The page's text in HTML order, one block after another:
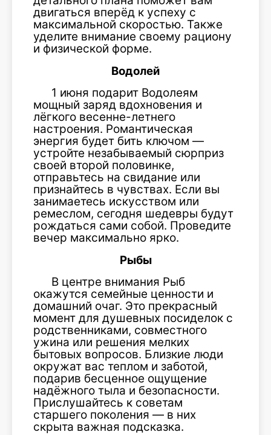
двигаться вперёд к успеху с
максимальной скоростью. Также
уделите внимание своему рациону
и физической форме.
Водолей
1 июня подарит Водолеям
мощный заряд вдохновения и
лёгкого весенне-летнего
настроения. Романтическая
энергия будет бить ключом —
устройте незабываемый сюрприз
своей второй половинке,
отправьтесь на свидание или
признайтесь в чувствах. Если вы
занимаетесь искусством или
ремеслом, сегодня шедевры будут
рождаться сами собой. Проведите
вечер максимально ярко.
Рыбы
В центре внимания Рыб
окажутся семейные ценности и
домашний очаг. Это прекрасный
момент для душевных посиделок с
родственниками, совместного
ужина или решения мелких
бытовых вопросов. Близкие люди
окружат вас теплом и заботой,
подарив бесценное ощущение
надёжного тыла и безопасности.
Прислушайтесь к советам
старшего поколения — в них
скрыта важная подсказка.